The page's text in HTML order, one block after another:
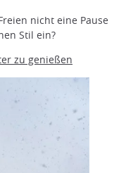
nicht eine Pause
Stil ein?
zu genießen